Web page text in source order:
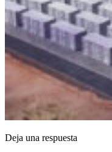
Deja una respuesta